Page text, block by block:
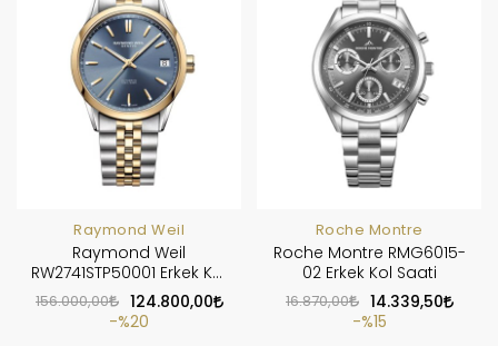
Raymond Weil
Raymond Weil
RW2741STP50001 Erkek Kol
Saati
156.000,00
124.800,00
%20
Roche Montre
Roche Montre RMG6015-
02 Erkek Kol Saati
16.870,00
14.339,50
%15